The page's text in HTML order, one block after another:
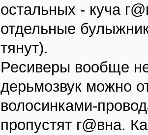
остальных - куча
отдельные
тянут).
Ресиверы вообще
дерьмозвук можно
волосинками-
пропустят г@вна.